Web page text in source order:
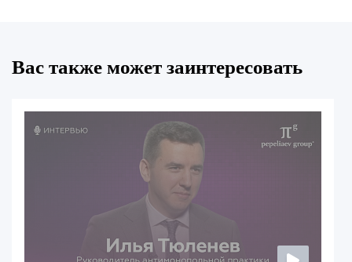
Вас также может заинтересовать